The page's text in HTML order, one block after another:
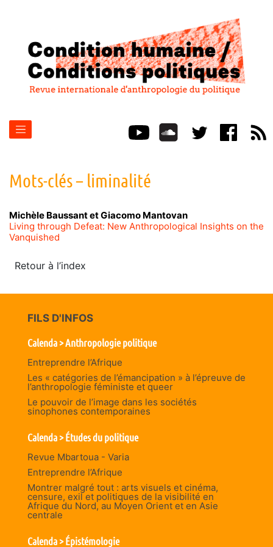
Mots-clés – liminalité
Michèle BaussantetGiacomo Mantovan
Living through Defeat: New Anthropological Insights on the
Vanquished
Retour à l’index
FILS D'INFOS
Calenda > Anthropologie politique
Entreprendre l’Afrique
Les « catégories de l’émancipation » à l’épreuve de
l’anthropologie féministe et queer
Le pouvoir de l’image dans les sociétés
sinophones contemporaines
Calenda > Études du politique
Revue Mbartoua - Varia
Entreprendre l’Afrique
Montrer malgré tout : arts visuels et cinéma,
censure, exil et politiques de la visibilité en
Afrique du Nord, au Moyen Orient et en Asie
centrale
Calenda > Épistémologie